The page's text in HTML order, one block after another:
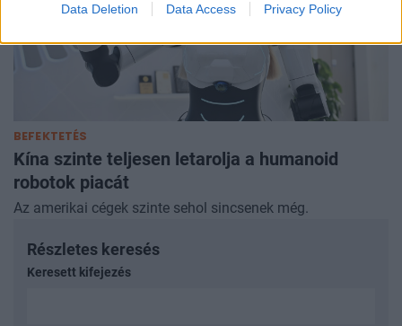
Data Deletion Data Access Privacy Policy
BEFEKTETÉS
Kína szinte teljesen letarolja a humanoid
robotok piacát
Az amerikai cégek szinte sehol sincsenek még.
Részletes keresés
Keresett kifejezés